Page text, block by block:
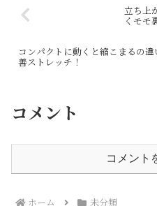
立ち上
くモモ
コンパクトに動くと縮こまるの
善ストレッチ！
コメント
コメント
ホーム 未分類